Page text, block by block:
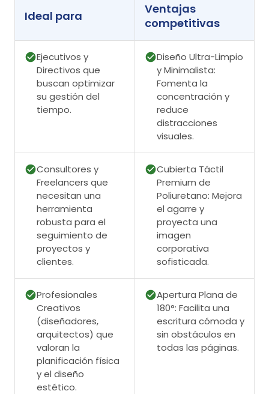
Ideal para
Ventajas
competitivas
Ejecutivos y
Directivos que
buscan optimizar
su gestión del
tiempo.
Diseño Ultra-Limpio
y Minimalista:
Fomenta la
concentración y
reduce
distracciones
visuales.
Consultores y
Freelancers que
necesitan una
herramienta
robusta para el
seguimiento de
proyectos y
clientes.
Cubierta Táctil
Premium de
Poliuretano: Mejora
el agarre y
proyecta una
imagen
corporativa
sofisticada.
Profesionales
Creativos
(diseñadores,
arquitectos) que
valoran la
planificación física
y el diseño
estético.
Apertura Plana de
180°: Facilita una
escritura cómoda y
sin obstáculos en
todas las páginas.